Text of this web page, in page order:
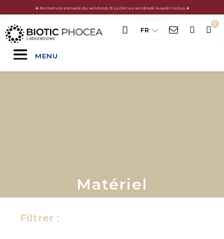
☀️ Fermeture estivale du vendredi 31 juillet au vendredi 14 août inclus ☀️
FR
MENU
Matériel
Filtrer :